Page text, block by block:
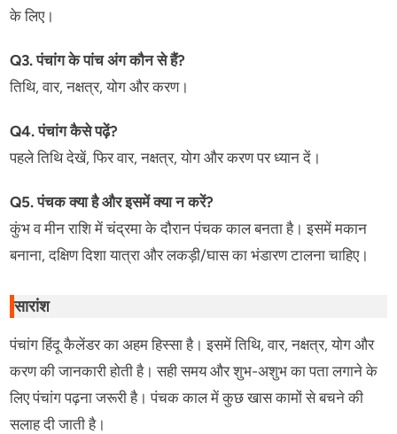
के लिए।
Q3. पंचांग के पांच अंग कौन से हैं?
तिथि, वार, नक्षत्र, योग और करण।
Q4. पंचांग कैसे पढ़ें?
पहले तिथि देखें, फिर वार, नक्षत्र, योग और करण पर ध्यान दें।
Q5. पंचक क्या है और इसमें क्या न करें?
कुंभ व मीन राशि में चंद्रमा के दौरान पंचक काल बनता है। इसमें मकान
बनाना, दक्षिण दिशा यात्रा और लकड़ी/घास का भंडारण टालना चाहिए।
सारांश
पंचांग हिंदू कैलेंडर का अहम हिस्सा है। इसमें तिथि, वार, नक्षत्र, योग और
करण की जानकारी होती है। सही समय और शुभ-अशुभ का पता लगाने के
लिए पंचांग पढ़ना जरूरी है। पंचक काल में कुछ खास कामों से बचने की
सलाह दी जाती है।